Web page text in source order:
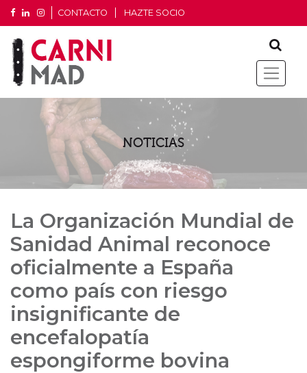
CONTACTO HAZTE SOCIO
NOTICIAS
La Organización Mundial de
Sanidad Animal reconoce
oficialmente a España
como país con riesgo
insignificante de
encefalopatía
espongiforme bovina